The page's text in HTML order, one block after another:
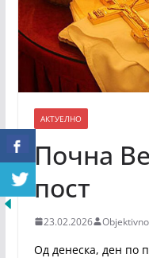
АКТУЕЛНО
Почна
пост
23.02.2026
Од денеска, ден по